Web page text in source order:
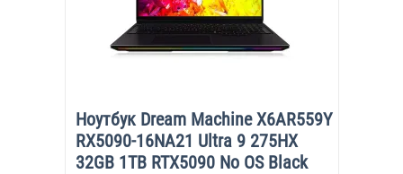
Ноутбук Dream Machine X6AR559Y
RX5090-16NA21 Ultra 9 275HX
32GB 1TB RTX5090 No OS Black